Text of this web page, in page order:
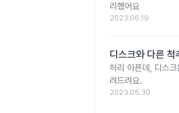
리했어요
2023.06.19
디스크와 다른
허리 아픈데, 디스
려드려요.
2023.05.30